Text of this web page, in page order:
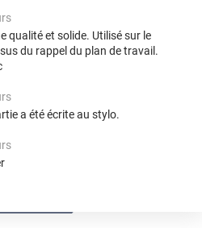
qualité et solide. Utilisé sur le
du rappel du plan de travail.
a été écrite au stylo.